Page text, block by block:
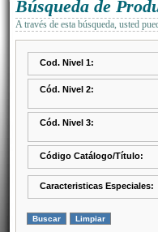
Búsqueda de
A través de esta búsqueda, usted
Cod. Nivel 1:
Cód. Nivel 2:
Cód. Nivel 3:
Código Catálogo/Título:
Caracteristicas Especiales: